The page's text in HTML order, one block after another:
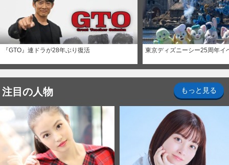
『GTO』連ドラが28年ぶり復活 東京ディズニーシー25周年イ
注目の人物 もっと見る